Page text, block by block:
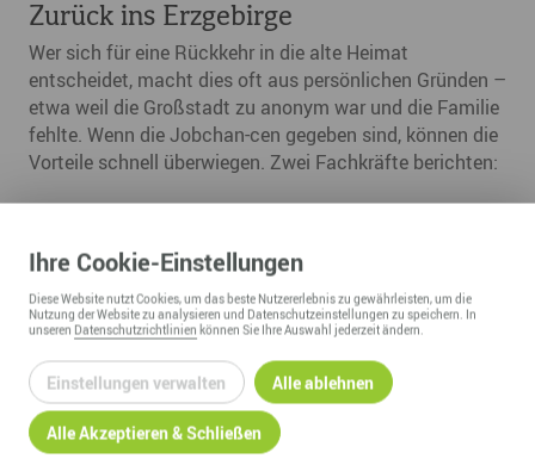
Zurück ins Erzgebirge
Wer sich für eine Rückkehr in die alte Heimat
entscheidet, macht dies oft aus persönlichen Gründen –
etwa weil die Großstadt zu anonym war und die Familie
fehlte. Wenn die Jobchan-cen gegeben sind, können die
Vorteile schnell überwiegen. Zwei Fachkräfte berichten:
Ihre Cookie-Einstellungen
DieseWebsitenutzt Cookies, um das beste Nutzererlebnis zu gewährleisten, um die
Nutzung derWebsitezu analysieren und Datenschutzeinstellungen zu speichern. In
unseren Datenschutzrichtlinien können Sie Ihre Auswahl jederzeit ändern.
Einstellungen verwalten Alle ablehnen
Alle Akzeptieren & Schließen